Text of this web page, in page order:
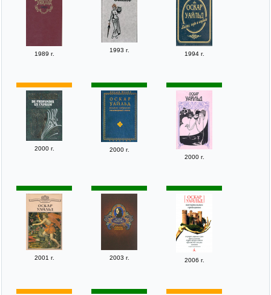
1989 г.
1993 г.
1994 г.
2000 г.
2000 г.
2000 г.
2001 г. 2003 г. 2006 г.